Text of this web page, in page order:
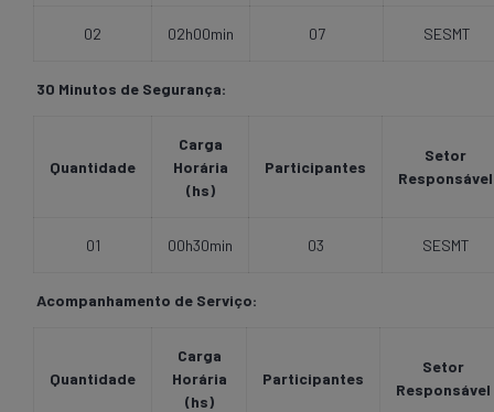
02 02h00min 07 SESMT
30 Minutos de Segurança:
Quantidade
Carga
Horária
(hs)
Participantes
Setor
Responsável
01 00h30min 03 SESMT
Acompanhamento de Serviço:
Quantidade
Carga
Horária
(hs)
Participantes
Setor
Responsável